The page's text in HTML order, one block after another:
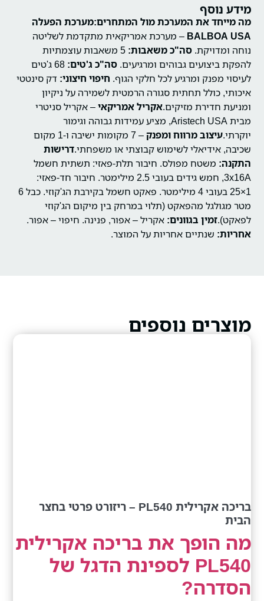
מידע נוסף
מה מייחד את המערכת מול המתחרים:מערכת הפעלה
BALBOA USA – מערכת אמריקאית מתקדמת לשליטה
נוחה ומדויקת. סה"כ משאבות:
5 משאבות עוצמתיות
להפקת ביצועים גבוהים ומרגיעים. סה"כ ג'טים:
68 ג'טים
לעיסוי מפנק ומרגיע לכל חלקי הגוף. חיפוי חיצוני: דק סינטטי
איכותי, כולל תחתית סגורה הרמטית לשמירה על ניקיון
ומניעת חדירת מזיקים.אקריל אמריקאי– אקריל סניטרי
מבית Aristech USA, מציע עמידות גבוהה וגימור
יוקרתי.עיצוב מרווח ומפנק
– 7 מקומות ישיבה ו-1 מקום
שכיבה, אידיאלי לשימוש קבוצתי או משפחתי.דרישות
התקנה: משטח מפולס. חיבור תלת-פאזי: תשתית חשמל
3x16A, חמש גידים בעובי 2.5 מילימטר.
חיבור חד-פאזי:
1×25 בעובי 4 מילימטר.
פאקט חשמל בקירבת הג'קוזי.
כבל 6
מטר מגולגל מהפאקט (תלוי במרחק בין מיקום הג'קוזי
לפאקט).זמין בגוונים: אקריל – אפור, פנינה. חיפוי – אפור.
אחריות: שנתיים אחריות על המוצר.
מוצרים נוספים
בריכה אקרילית PL540 – ריזורט פרטי בחצר
הבית
מה הופך את בריכה אקרילית
PL540 לספינת הדגל של
הסדרה?